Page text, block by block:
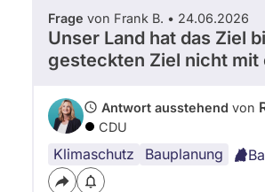
Frage von Frank B. • 24.06.2026
Unser Land hat das Ziel
gesteckten Ziel nicht
Antwort ausstehend von
CDU
Klimaschutz Bauplanung